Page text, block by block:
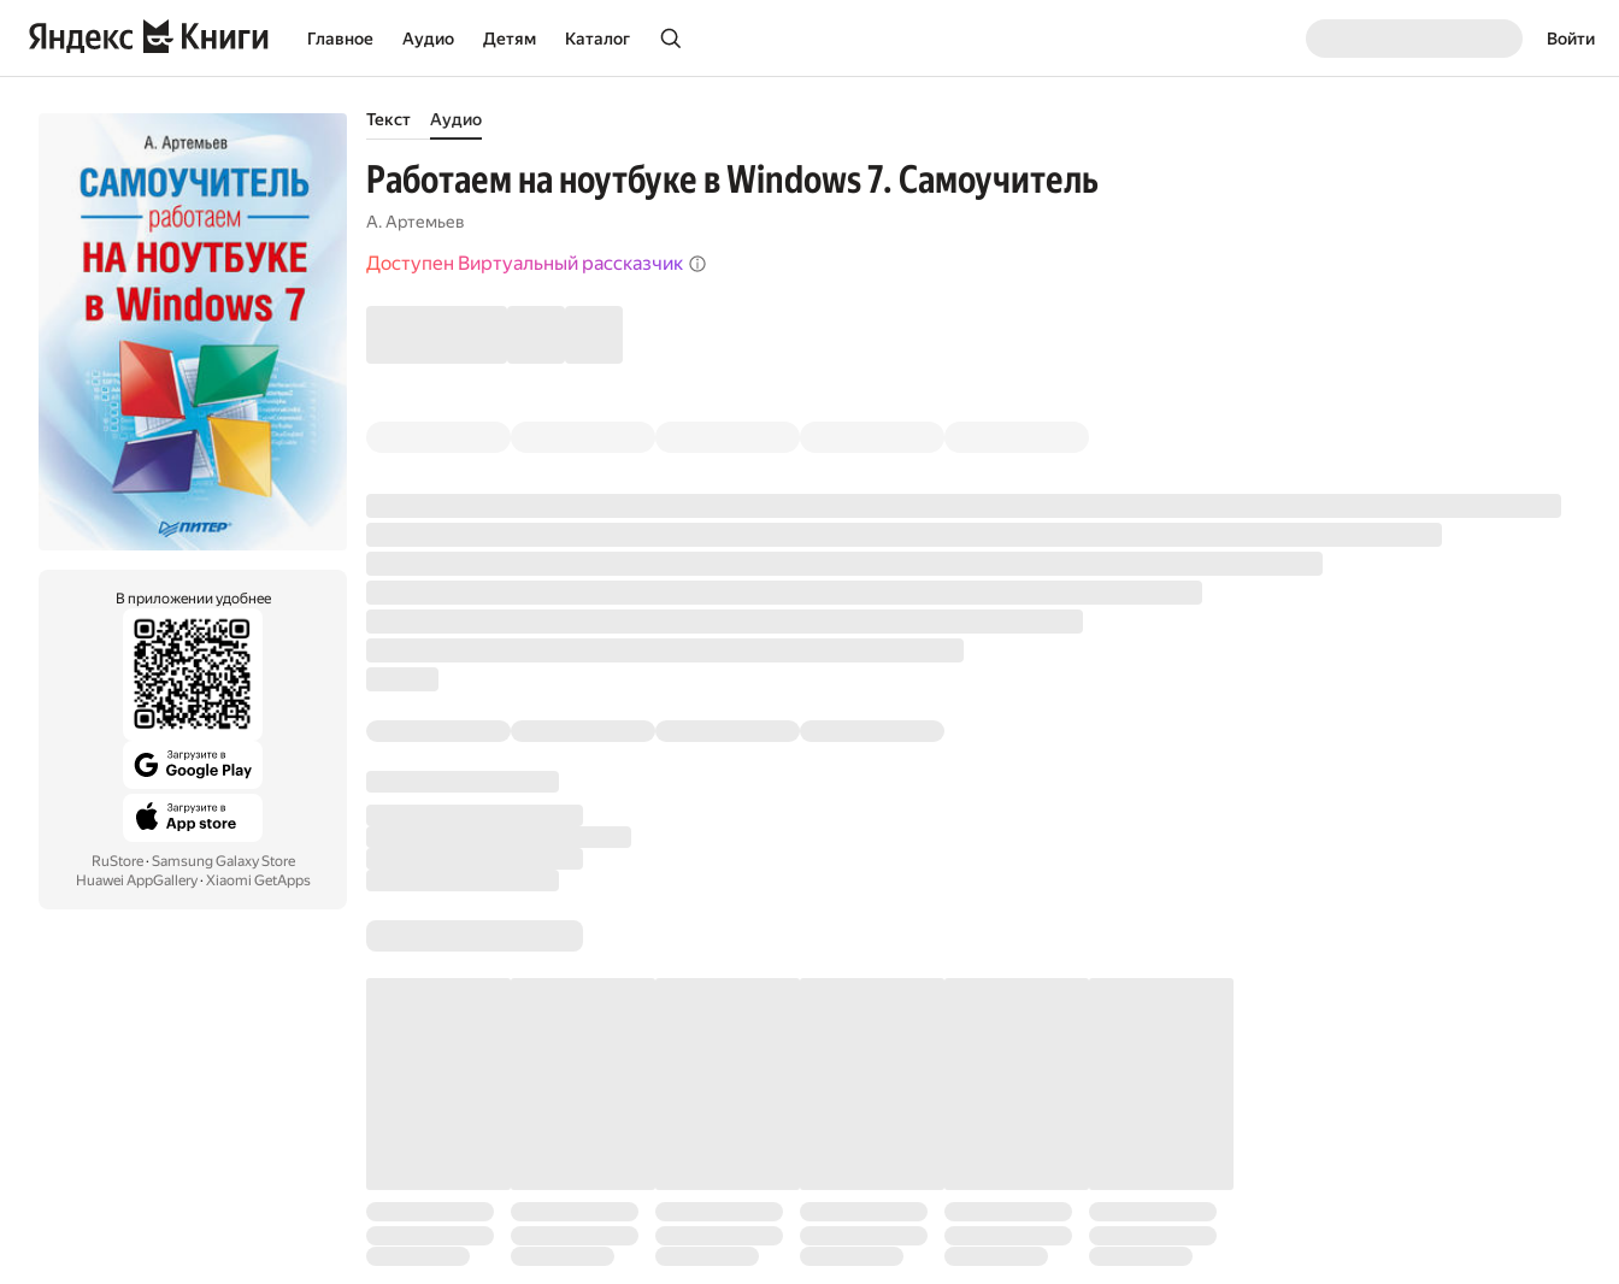
Главное Аудио Детям Каталог Войти
В приложении удобнее
RuStore· Samsung Galaxy Store
Huawei AppGallery· Xiaomi GetApps
Текст Аудио
Работаем на ноутбуке в Windows 7. Самоучитель
А. Артемьев
Доступен Виртуальный рассказчик